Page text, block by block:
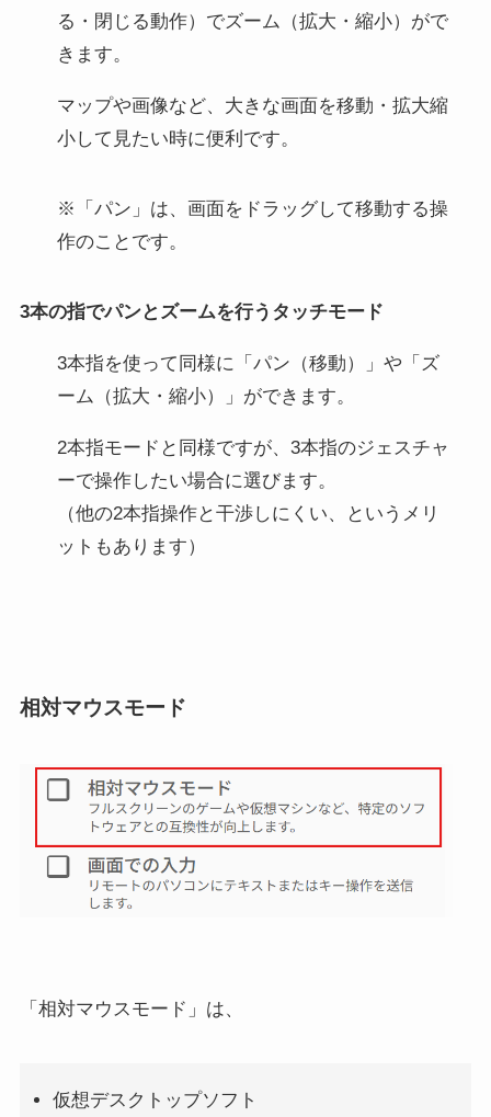
る・閉じる動作）でズーム（拡大・縮小）がで
きます。
マップや画像など、大きな画面を移動・拡大縮
小して見たい時に便利です。
※「パン」は、画面をドラッグして移動する操
作のことです。
3本の指でパンとズームを行うタッチモード
3本指を使って同様に「パン（移動）」や「ズ
ーム（拡大・縮小）」ができます。
2本指モードと同様ですが、3本指のジェスチャ
ーで操作したい場合に選びます。
（他の2本指操作と干渉しにくい、というメリ
ットもあります）
相対マウスモード
「相対マウスモード」は、
仮想デスクトップソフト